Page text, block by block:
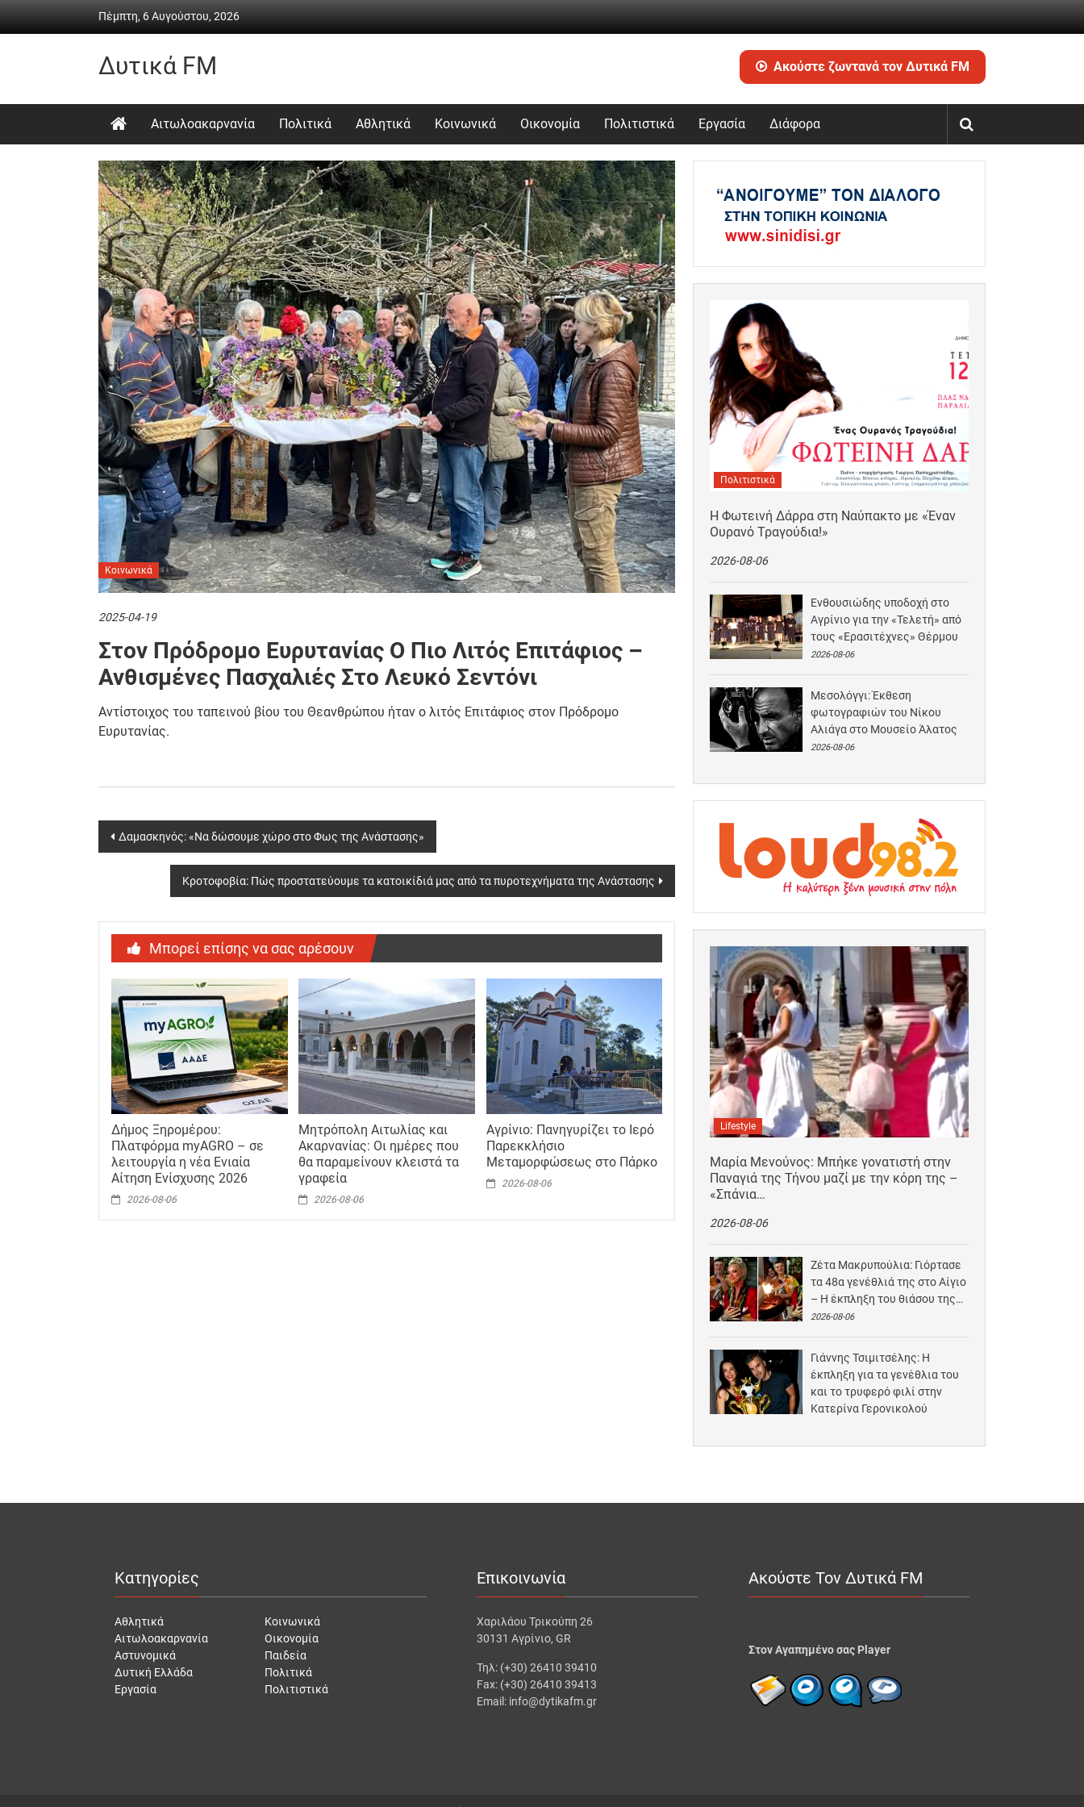
Πέμπτη, 6 Αυγούστου, 2026
Δυτικά FM
Καθημερινή
&
ψυχαγωγία
Ακούστε ζωντανά τον Δυτικά FM
Αιτωλοακαρνανία Πολιτικά Αθλητικά Κοινωνικά Οικονομία Πολιτιστικά Εργασία Διάφορα
Κοινωνικά
2025-04-19
Στον Πρόδρομο Ευρυτανίας Ο Πιο Λιτός Επιτάφιος –
Ανθισμένες Πασχαλιές Στο Λευκό Σεντόνι
Αντίστοιχος του ταπεινού βίου του Θεανθρώπου ήταν ο λιτός Επιτάφιος στον Πρόδρομο
Ευρυτανίας.
Post
navigation
Δαμασκηνός: «Να δώσουμε χώρο στο Φως της Ανάστασης»
Κροτοφοβία: Πώς προστατεύουμε τα κατοικίδιά μας από τα πυροτεχνήματα της Ανάστασης
Μπορεί επίσης να σας αρέσουν
Δήμος Ξηρομέρου:
Πλατφόρμα myAGRO – σε
λειτουργία η νέα Ενιαία
Αίτηση Ενίσχυσης 2026
2026-08-06
Μητρόπολη Αιτωλίας και
Ακαρνανίας: Οι ημέρες που
θα παραμείνουν κλειστά τα
γραφεία
2026-08-06
Αγρίνιο: Πανηγυρίζει το Ιερό
Παρεκκλήσιο
Μεταμορφώσεως στο Πάρκο
2026-08-06
Πολιτιστικά
Η Φωτεινή Δάρρα στη Ναύπακτο με «Έναν
Ουρανό Τραγούδια!»
2026-08-06
Ενθουσιώδης υποδοχή στο
Αγρίνιο για την «Τελετή» από
τους «Ερασιτέχνες» Θέρμου
2026-08-06
Μεσολόγγι: Έκθεση
φωτογραφιών του Νίκου
Αλιάγα στο Μουσείο Άλατος
2026-08-06
Lifestyle
Μαρία Μενούνος: Μπήκε γονατιστή στην
Παναγιά της Τήνου μαζί με την κόρη της –
«Σπάνια…
2026-08-06
Ζέτα Μακρυπούλια: Γιόρτασε
τα 48α γενέθλιά της στο Αίγιο
– Η έκπληξη του θιάσου της…
2026-08-06
Γιάννης Τσιμιτσέλης: Η
έκπληξη για τα γενέθλια του
και το τρυφερό φιλί στην
Κατερίνα Γερονικολού
Κατηγορίες
Αθλητικά
Αιτωλοακαρνανία
Αστυνομικά
Δυτική Ελλάδα
Εργασία
Κοινωνικά
Οικονομία
Παιδεία
Πολιτικά
Πολιτιστικά
Επικοινωνία
Χαριλάου Τρικούπη 26
30131 Αγρίνιο, GR
Τηλ: (+30) 26410 39410
Fax: (+30) 26410 39413
Email: info@dytikafm.gr
Ακούστε Τον Δυτικά FM
Στον Αγαπημένο σας Player